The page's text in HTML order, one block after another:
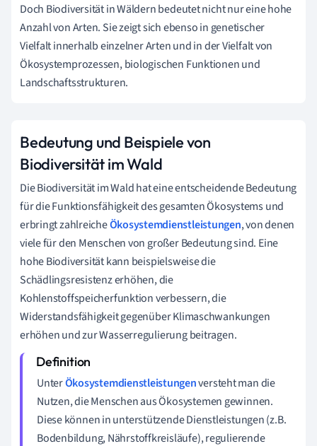
Doch Biodiversität in Wäldern bedeutet nicht nur eine hohe
Anzahl von Arten. Sie zeigt sich ebenso in genetischer
Vielfalt innerhalb einzelner Arten und in der Vielfalt von
Ökosystemprozessen, biologischen Funktionen und
Landschaftsstrukturen.
Bedeutung und Beispiele von
Biodiversität im Wald
Die Biodiversität im Wald hat eine entscheidende Bedeutung
für die Funktionsfähigkeit des gesamten Ökosystems und
erbringt zahlreicheÖkosystemdienstleistungen, von denen
viele für den Menschen von großer Bedeutung sind. Eine
hohe Biodiversität kann beispielsweise die
Schädlingsresistenz erhöhen, die
Kohlenstoffspeicherfunktion verbessern, die
Widerstandsfähigkeit gegenüber Klimaschwankungen
erhöhen und zur Wasserregulierung beitragen.
UnterÖkosystemdienstleistungenversteht man die
Nutzen, die Menschen aus Ökosystemen gewinnen.
Diese können in unterstützende Dienstleistungen (z.B.
Bodenbildung, Nährstoffkreisläufe), regulierende